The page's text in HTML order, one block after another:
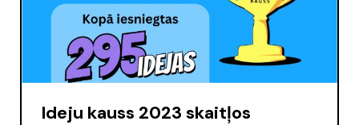
Ideju kauss 2023 skaitļos